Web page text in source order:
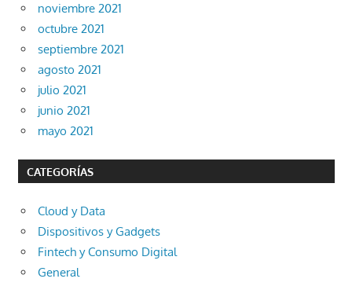
noviembre 2021
octubre 2021
septiembre 2021
agosto 2021
julio 2021
junio 2021
mayo 2021
CATEGORÍAS
Cloud y Data
Dispositivos y Gadgets
Fintech y Consumo Digital
General